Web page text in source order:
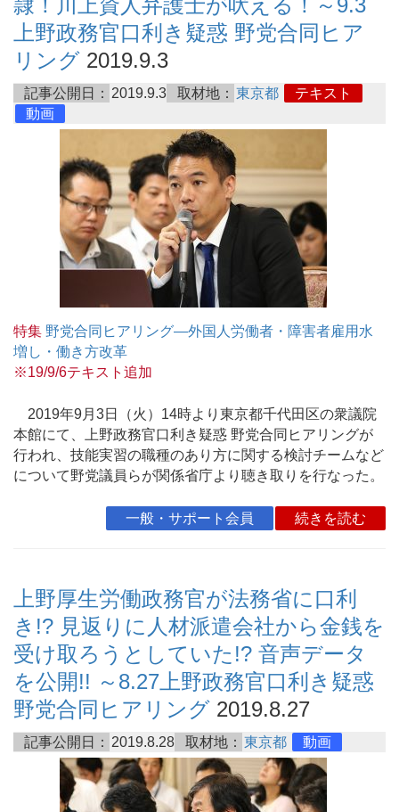
隷！川上資人弁護士が吠える！～9.3
上野政務官口利き疑惑 野党合同ヒア
リング 2019.9.3
記事公開日： 2019.9.3 取材地： 東京都
テキスト
動画
特集 野党合同ヒアリング―外国人労働者・障害者雇用水
増し・働き方改革
※19/9/6テキスト追加
2019年9月3日（火）14時より東京都千代田区の衆議院
本館にて、上野政務官口利き疑惑 野党合同ヒアリングが
行われ、技能実習の職種のあり方に関する検討チームなど
について野党議員らが関係省庁より聴き取りを行なった。
一般・サポート会員 続きを読む
上野厚生労働政務官が法務省に口利
き!? 見返りに人材派遣会社から金銭を
受け取ろうとしていた!? 音声データ
を公開!! ～8.27上野政務官口利き疑惑
野党合同ヒアリング 2019.8.27
記事公開日： 2019.8.28 取材地： 東京都 動画